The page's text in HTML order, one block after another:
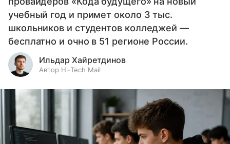
учебный год и примет около 3 тыс.
школьников и студентов колледжей —
бесплатно и очно в 51 регионе России.
Ильдар Хайретдинов
Автор Hi-Tech Mail